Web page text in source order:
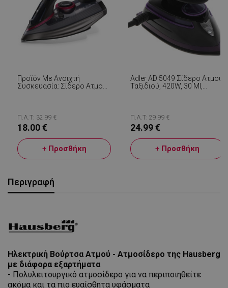
Προϊόν Με Ανοιχτή
Συσκευασία: Σίδερο Ατμού
Επίστρωση, Μαύρο
Π.Λ.Τ: 32.99 €
18.00 €
+ Προσθήκη
Adler AD 5049 Σίδερο Ατμού
Ταξιδιού, 420W, 30 Ml,
Π.Λ.Τ: 29.99 €
24.99 €
+ Προσθήκη
Περιγραφή
Ηλεκτρική Βούρτσα Ατμού - Ατμοσίδερο της Hausberg
με διάφορα εξαρτήματα
- Πολυλειτουργικό ατμοσίδερο για να περιποιηθείτε
ακόμα και τα πιο ευαίσθητα υφάσματα